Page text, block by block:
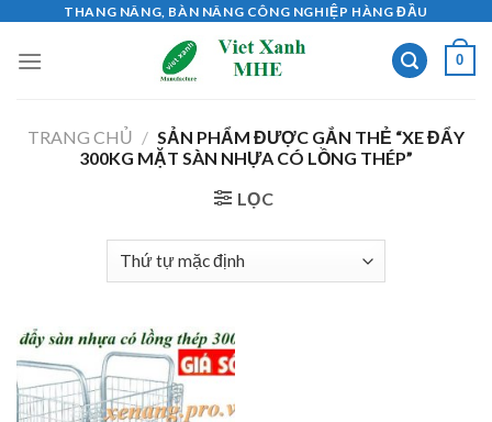
content
THANG NÂNG, BÀN NÂNG CÔNG NGHIỆP HÀNG ĐẦU
0
TRANG CHỦ / SẢN PHẨM ĐƯỢC GẮN THẺ “XE ĐẨY
300KG MẶT SÀN NHỰA CÓ LỒNG THÉP”
LỌC